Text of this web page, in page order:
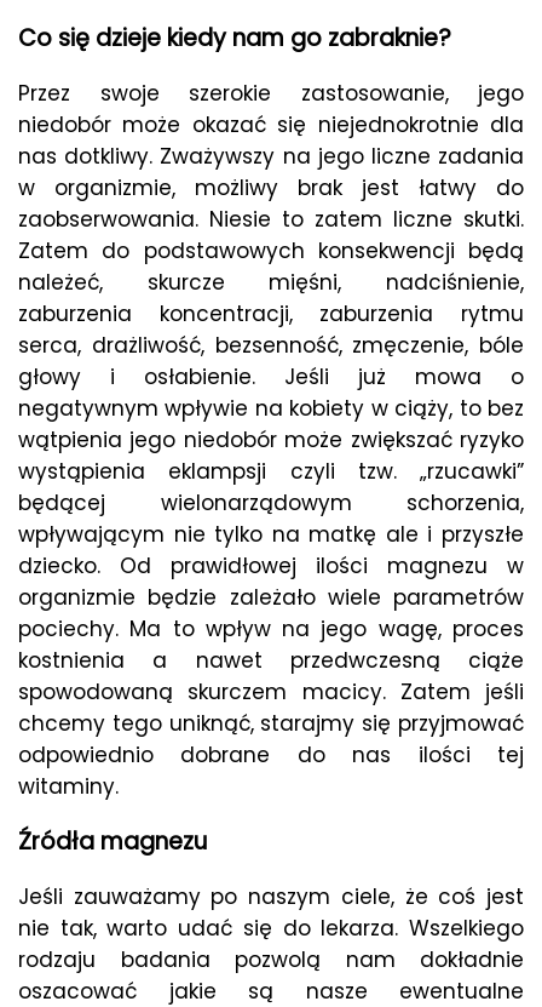
Co się dzieje kiedy nam go zabraknie?
Przez swoje szerokie zastosowanie, jego
niedobór może okazać się niejednokrotnie dla
nas dotkliwy. Zważywszy na jego liczne zadania
w organizmie, możliwy brak jest łatwy do
zaobserwowania. Niesie to zatem liczne skutki.
Zatem do podstawowych konsekwencji będą
należeć, skurcze mięśni, nadciśnienie,
zaburzenia koncentracji, zaburzenia rytmu
serca, drażliwość, bezsenność, zmęczenie, bóle
głowy i osłabienie. Jeśli już mowa o
negatywnym wpływie na kobiety w ciąży, to bez
wątpienia jego niedobór może zwiększać ryzyko
wystąpienia eklampsji czyli tzw. „rzucawki”
będącej wielonarządowym schorzenia,
wpływającym nie tylko na matkę ale i przyszłe
dziecko. Od prawidłowej ilości magnezu w
organizmie będzie zależało wiele parametrów
pociechy. Ma to wpływ na jego wagę, proces
kostnienia a nawet przedwczesną ciąże
spowodowaną skurczem macicy. Zatem jeśli
chcemy tego uniknąć, starajmy się przyjmować
odpowiednio dobrane do nas ilości tej
witaminy.
Źródła magnezu
Jeśli zauważamy po naszym ciele, że coś jest
nie tak, warto udać się do lekarza. Wszelkiego
rodzaju badania pozwolą nam dokładnie
oszacować jakie są nasze ewentualne